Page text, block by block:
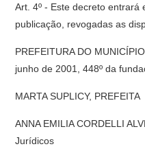
Art. 4º - Este decreto entrará
publicação, revogadas as
PREFEITURA DO
junho de 2001, 448º da
MARTA SUPLICY, PREFEITA
ANNA EMILIA CORDELLI
Jurídicos